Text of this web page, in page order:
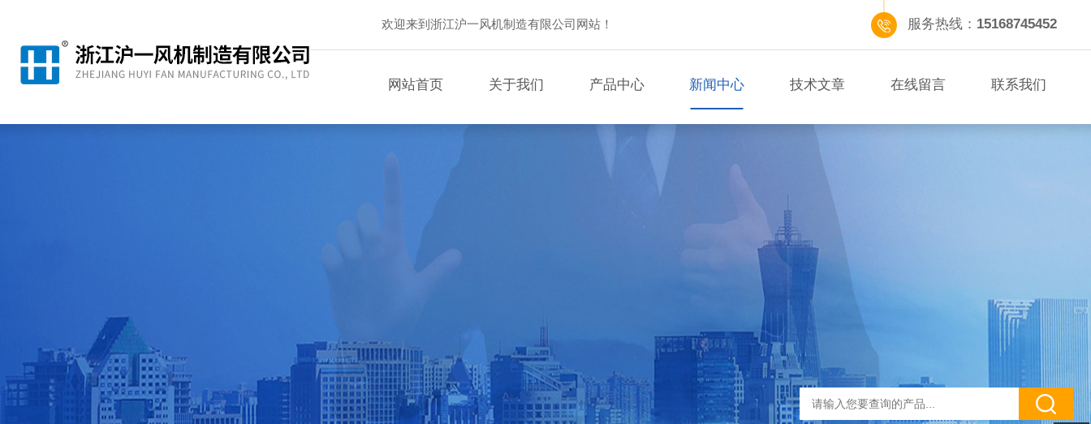
欢迎来到浙江沪一风机制造有限公司网站！ 服务热线： 15168745452
网站首页 关于我们 产品中心 新闻中心 技术文章 在线留言 联系我们